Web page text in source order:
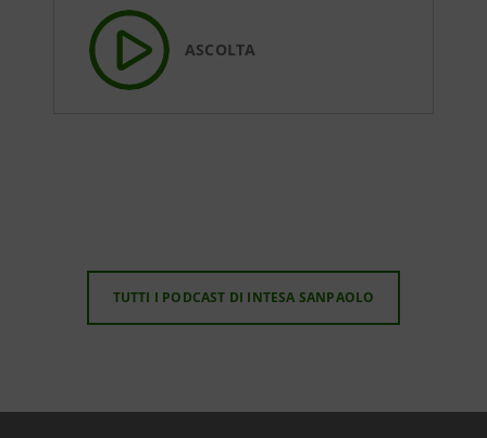
ASCOLTA
TUTTI I PODCAST DI INTESA SANPAOLO